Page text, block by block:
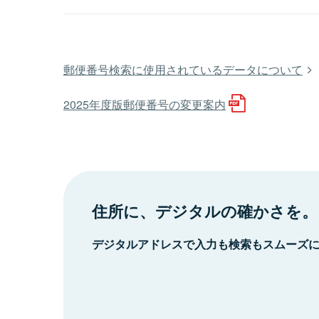
郵便番号検索に使用されているデータについて
2025年度版郵便番号の変更案内
住所に、デジタルの確かさを。
デジタルアドレスで入力も検索もスムーズ